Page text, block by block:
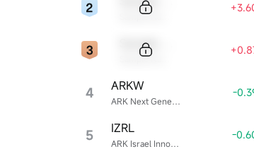
4 ARK Next Generation Internet ETF
ARKW -
5 ARK Israel Innovative Technology ETF
IZRL -